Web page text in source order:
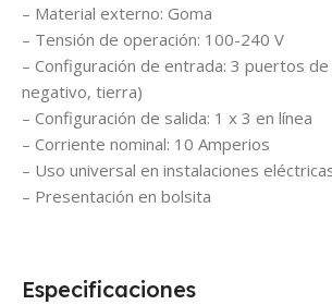
– Material externo: Goma
– Tensión de operación: 100-240 V
– Configuración de entrada: 3 puertos
negativo, tierra)
– Configuración de salida: 1 x 3 en línea
– Corriente nominal: 10 Amperios
– Uso universal en instalaciones
– Presentación en bolsita
Especificaciones